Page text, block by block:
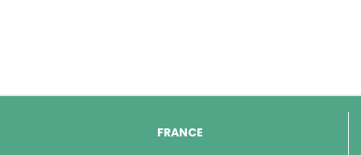
FRANCE